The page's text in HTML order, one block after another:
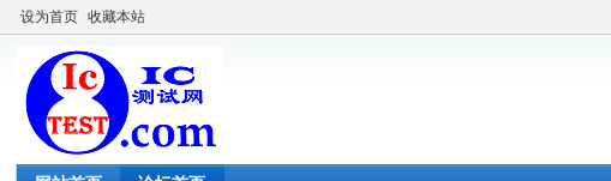
设为首页 收藏本站